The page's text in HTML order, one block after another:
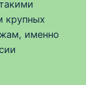
крупных
именно